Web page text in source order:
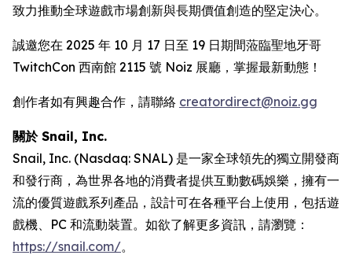
致力推動全球遊戲市場創新與長期價值創造的堅定決心。
誠邀您在 2025 年 10 月 17 日至 19 日期間蒞臨聖地牙哥
TwitchCon 西南館 2115 號 Noiz 展廳，掌握最新動態！
創作者如有興趣合作，請聯絡 creatordirect@noiz.gg
關於 Snail, Inc.
Snail, Inc. (Nasdaq: SNAL) 是一家全球領先的獨立開發商
和發行商，為世界各地的消費者提供互動數碼娛樂，擁有一
流的優質遊戲系列產品，設計可在各種平台上使用，包括遊
戲機、PC 和流動裝置。如欲了解更多資訊，請瀏覽：
https://snail.com/。